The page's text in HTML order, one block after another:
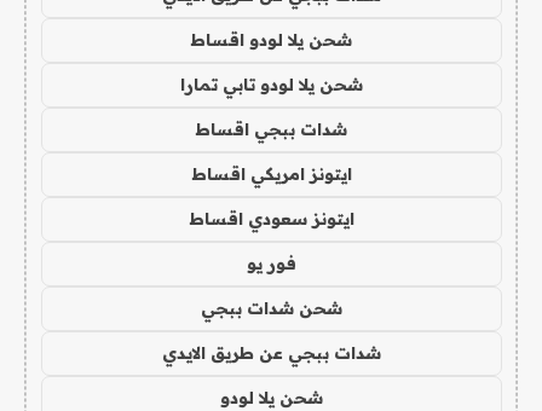
شحن يلا لودو اقساط
شحن يلا لودو تابي تمارا
شدات ببجي اقساط
ايتونز امريكي اقساط
ايتونز سعودي اقساط
فور يو
شحن شدات ببجي
شدات ببجي عن طريق الايدي
شحن يلا لودو